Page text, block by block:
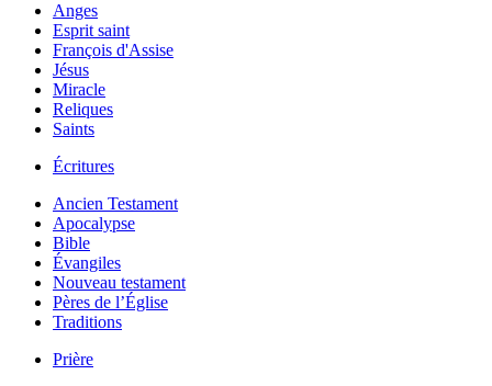
Anges
Esprit saint
François d'Assise
Jésus
Miracle
Reliques
Saints
Écritures
Ancien Testament
Apocalypse
Bible
Évangiles
Nouveau testament
Pères de l’Église
Traditions
Prière